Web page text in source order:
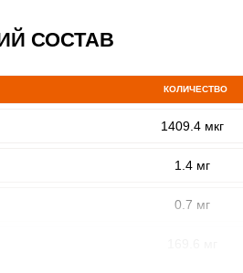
СОСТАВ
КОЛИЧЕСТВО
1409.4 мкг
1.4 мг
0.7 мг
ШАГ
1 ИЗ 4